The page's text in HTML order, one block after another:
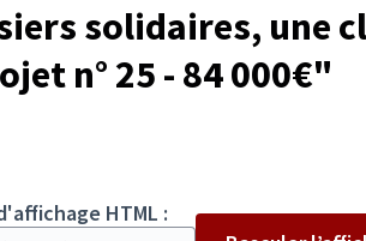
solidaires, une
n° 25 - 84 000€"
HTML :